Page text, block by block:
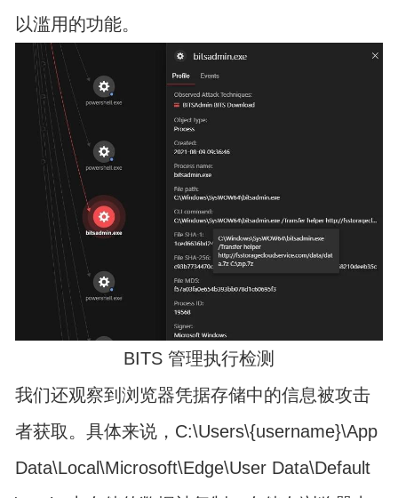
以滥用的功能。
BITS 管理执行检测
我们还观察到浏览器凭据存储中的信息被攻击
者获取。具体来说，C:\Users\{username}\App
Data\Local\Microsoft\Edge\User Data\Default